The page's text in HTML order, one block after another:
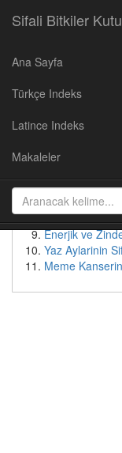
Sifali Bitkiler
Ana Sayfa
Türkçe Indeks
Latince Indeks
Makaleler
Cevizin Faydalari
Yaban
Patates
Bebeksi Bir
Tok Tutan
Enerjik ve
Yaz Aylarinin
Meme